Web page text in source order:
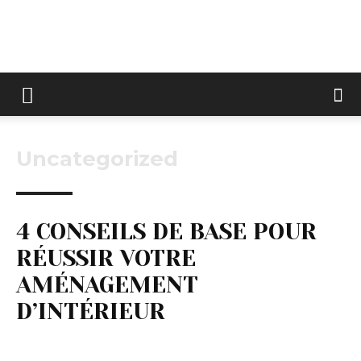
Keltravo
Uncategorized
4 CONSEILS DE BASE POUR
RÉUSSIR VOTRE
AMÉNAGEMENT
D’INTÉRIEUR